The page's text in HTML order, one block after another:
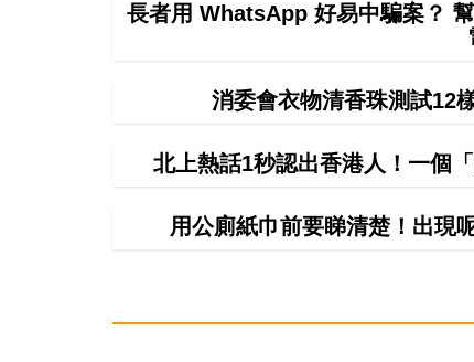
長者用 WhatsApp 好易中騙案？
消委會衣物清香珠測試12
北上熱話1秒認出香港人！一個
用公廁紙巾前要睇清楚！出